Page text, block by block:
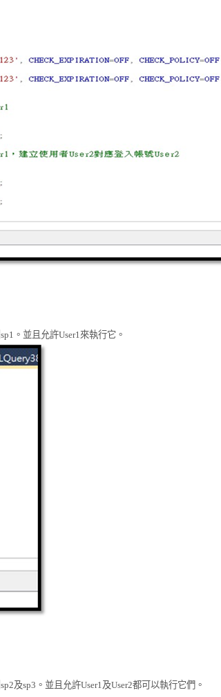
sp1 。並且允許User1 來執行它。
sp2及sp3 。 並且允許User1 及User2都可以執行它們。